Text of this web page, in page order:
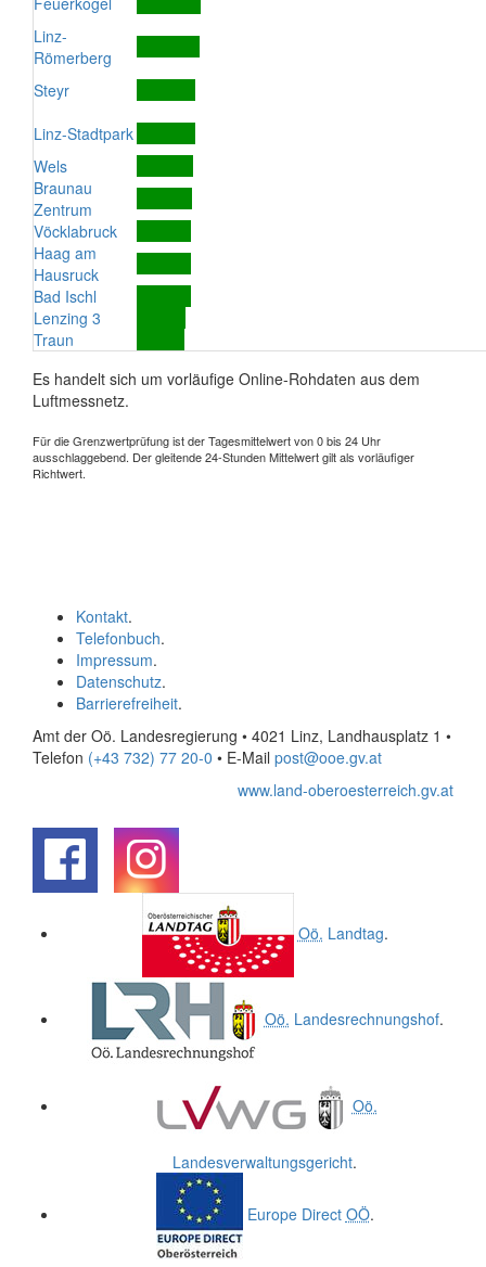
Linz-
Römerberg
Steyr
Linz-Stadtpark
Wels
Braunau
Zentrum
Vöcklabruck
Haag am
Hausruck
Bad Ischl
Lenzing 3
Traun
Es handelt sich um vorläufige Online-Rohdaten aus dem
Luftmessnetz.
Für die Grenzwertprüfung ist der Tagesmittelwert von 0 bis 24 Uhr
ausschlaggebend. Der gleitende 24-Stunden Mittelwert gilt als vorläufiger
Richtwert.
Kontakt.
Telefonbuch.
Impressum.
Datenschutz.
Barrierefreiheit.
Amt der Oö. Landesregierung • 4021 Linz, Landhausplatz 1 •
Telefon (+43 732) 77 20-0 • E-Mail post@ooe.gv.at
www.land-oberoesterreich.gv.at
Oö. Landtag.
Oö. Landesrechnungshof.
Oö.
Landesverwaltungsgericht.
Europe Direct OÖ.